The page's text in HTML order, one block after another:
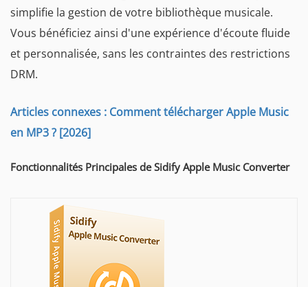
simplifie la gestion de votre bibliothèque musicale.
Vous bénéficiez ainsi d'une expérience d'écoute fluide
et personnalisée, sans les contraintes des restrictions
DRM.
Articles connexes : Comment télécharger Apple Music
en MP3 ? [2026]
Fonctionnalités Principales de Sidify Apple Music Converter